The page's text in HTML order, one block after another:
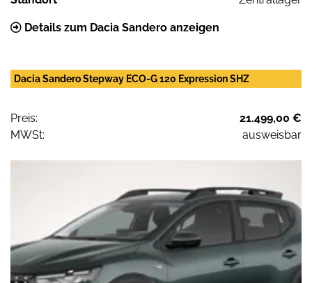
Details zum Dacia Sandero anzeigen
Dacia Sandero Stepway ECO-G 120 Expression SHZ
Preis:
21.499,00 €
MWSt:
ausweisbar